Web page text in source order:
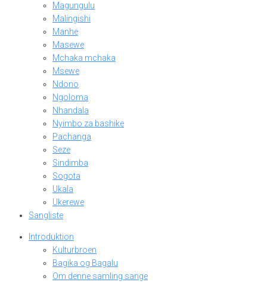
Magungulu
Malingishi
Manhe
Masewe
Mchaka mchaka
Msewe
Ndono
Ngoloma
Nhandala
Nyimbo za bashike
Pachanga
Seze
Sindimba
Sogota
Ukala
Ukerewe
Sangliste
Introduktion
Kulturbroen
Bagika og Bagalu
Om denne samling sange